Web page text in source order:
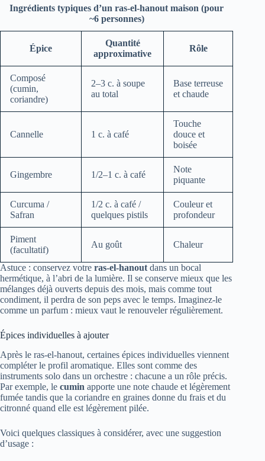
Ingrédients typiques d’un ras-el-hanout maison (pour
~6 personnes)
Épice
Quantité
approximative
Rôle
Composé
(cumin,
coriandre)
2–3 c. à soupe
au total
Base terreuse
et chaude
Cannelle 1 c. à café
Touche
douce et
boisée
Gingembre 1/2–1 c. à café
Note
piquante
Curcuma /
Safran
1/2 c. à café /
quelques pistils
Couleur et
profondeur
Piment
(facultatif)
Au goût Chaleur
Astuce : conservez votre ras-el-hanout dans un bocal
hermétique, à l’abri de la lumière. Il se conserve mieux que les
mélanges déjà ouverts depuis des mois, mais comme tout
condiment, il perdra de son peps avec le temps. Imaginez-le
comme un parfum : mieux vaut le renouveler régulièrement.
Épices individuelles à ajouter
Après le ras-el-hanout, certaines épices individuelles viennent
compléter le profil aromatique. Elles sont comme des
instruments solo dans un orchestre : chacune a un rôle précis.
Par exemple, le cumin apporte une note chaude et légèrement
fumée tandis que la coriandre en graines donne du frais et du
citronné quand elle est légèrement pilée.
Voici quelques classiques à considérer, avec une suggestion
d’usage :